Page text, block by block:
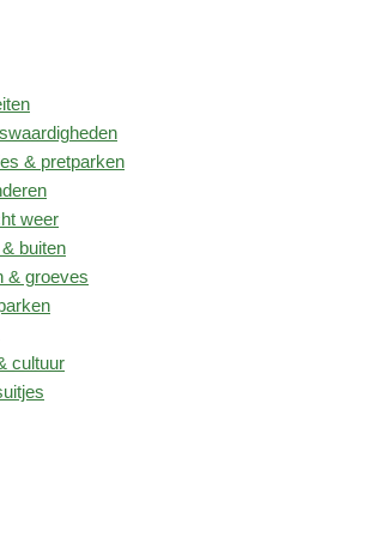
& pretparken
weer
buiten
& groeves
cultuur